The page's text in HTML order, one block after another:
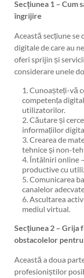
Secțiunea 1 – Cum
îngrijire
Această secțiune se
digitale de care au
oferi sprijin și
considerare unele
Cunoașteți-vă
competența
utilizatorilor.
Căutare și
informațiilor
Crearea de
tehnice și non-
Întâlniri online
productive cu
Comunicarea
canalelor
Ascultarea
mediul virtual.
Secțiunea 2 – Grija
obstacolelor
Această a doua
profesioniștilor